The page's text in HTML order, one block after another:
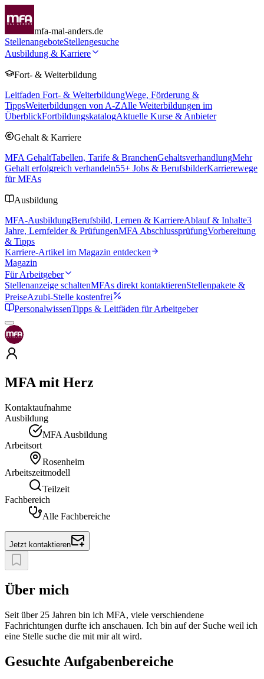
mfa-mal-anders.de
StellenangeboteStellengesuche
Ausbildung & Karriere
Fort- & Weiterbildung
Leitfaden Fort- & WeiterbildungWege, Förderung &
TippsWeiterbildungen von A-ZAlle Weiterbildungen im
ÜberblickFortbildungskatalogAktuelle Kurse & Anbieter
Gehalt & Karriere
MFA GehaltTabellen, Tarife & BranchenGehaltsverhandlungMehr
Gehalt erfolgreich verhandeln55+ Jobs & BerufsbilderKarrierewege
für MFAs
Ausbildung
MFA-AusbildungBerufsbild, Lernen & KarriereAblauf & Inhalte3
Jahre, Lernfelder & PrüfungenMFA AbschlussprüfungVorbereitung
& Tipps
Karriere-Artikel im Magazin entdecken
Magazin
Für Arbeitgeber
Stellenanzeige schaltenMFAs direkt kontaktierenStellenpakete &
PreiseAzubi-Stelle kostenfrei
PersonalwissenTipps & Leitfäden für Arbeitgeber
MFA mit Herz
Kontaktaufnahme
Ausbildung
MFA Ausbildung
Arbeitsort
Rosenheim
Arbeitszeitmodell
Teilzeit
Fachbereich
Alle Fachbereiche
Jetzt kontaktieren
Über mich
Seit über 25 Jahren bin ich MFA, viele verschiendene
Fachrichtungen durfte ich anschauen. Ich bin auf der Suche weil ich
eine Stelle suche die mit mir alt wird.
Gesuchte Aufgabenbereiche